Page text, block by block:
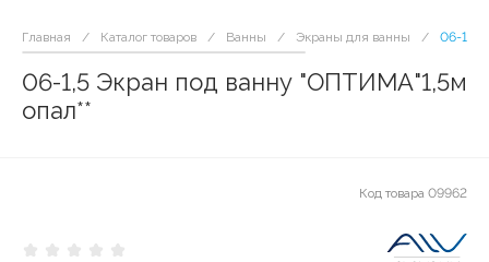
Главная / Каталог товаров / Ванны / Экраны для ванны / 06-1,5
06-1,5 Экран под ванну "ОПТИМА"1,5м
опал**
Код товара 09962